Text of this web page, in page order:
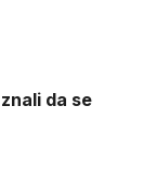
da se